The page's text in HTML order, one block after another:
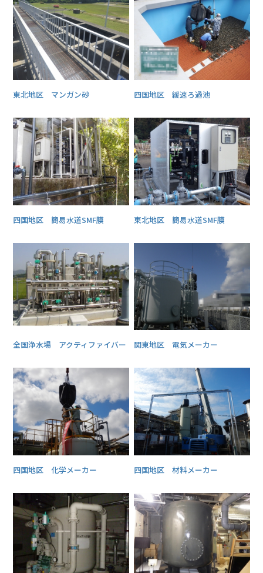
東北地区 マンガン砂 四国地区 緩速ろ過池
四国地区 簡易水道SMF膜 東北地区 簡易水道SMF膜
全国浄水場 アクティファイバー 関東地区 電気メーカー
四国地区 化学メーカー 四国地区 材料メーカー